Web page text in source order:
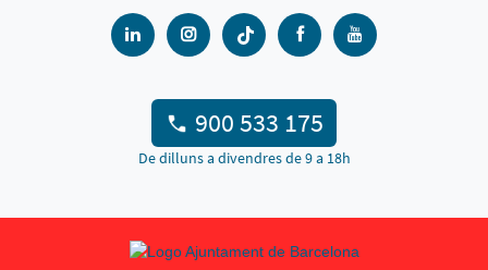
900 533 175
De dilluns a divendres de 9 a 18h